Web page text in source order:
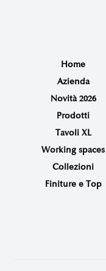
Home
Azienda
Novità 2026
Prodotti
Tavoli XL
Working spaces
Collezioni
Finiture e Top